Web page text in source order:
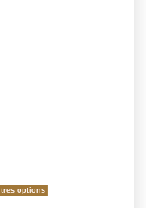
options